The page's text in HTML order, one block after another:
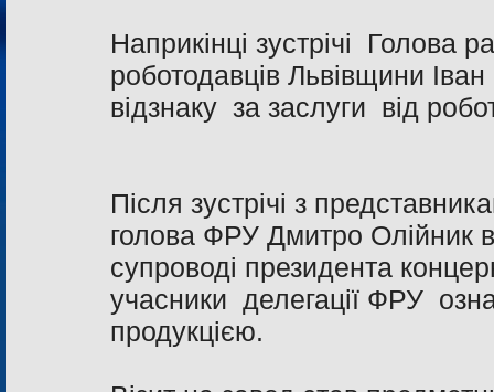
Наприкінці зустрічі Голова
роботодавців Львівщини
відзнаку за заслуги від
Після зустрічі з
голова ФРУ Дмитро Олійник
супроводі президента
учасники делегації ФРУ
продукцією.